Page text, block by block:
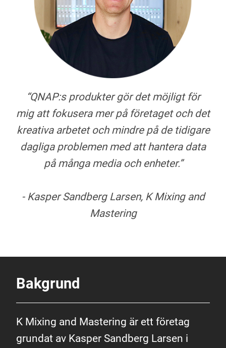
“QNAP:s produkter gör det möjligt för
mig att fokusera mer på företaget och det
kreativa arbetet och mindre på de tidigare
dagliga problemen med att hantera data
på många media och enheter.”
- Kasper Sandberg Larsen, K Mixing and
Mastering
Bakgrund
K Mixing and Mastering är ett företag
grundat av Kasper Sandberg Larsen i